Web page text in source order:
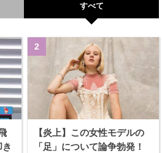
すべて
【炎上】この女性モデルの
「足」について論争勃発！